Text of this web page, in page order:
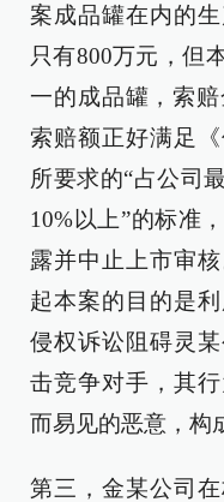
案成品罐在内的
只有800万元，但
一的成品罐，索
索赔额正好满足
所要求的“占公司
10%以上”的标准
露并中止上市审
起本案的目的是
侵权诉讼阻碍灵
击竞争对手，其
而易见的恶意，构
第三，金某公司